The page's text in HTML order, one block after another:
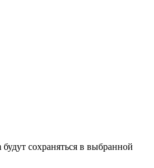
сохраняться в выбранной